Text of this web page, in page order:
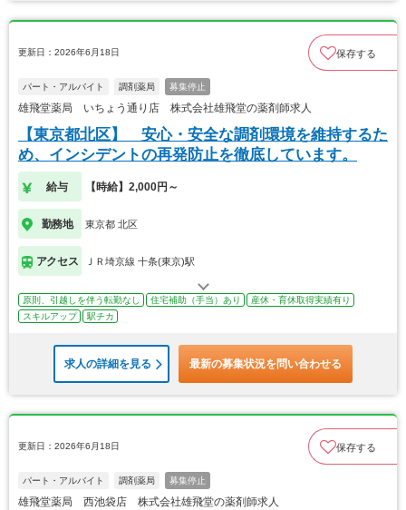
更新日：2026年6月18日 保存する
パート・アルバイト 調剤薬局 募集停止
雄飛堂薬局 いちょう通り店 株式会社雄飛堂の薬剤師求人
【東京都北区】 安心・安全な調剤環境を維持するた
め、インシデントの再発防止を徹底しています。
給与 【時給】2,000円～
勤務地 東京都 北区
アクセス ＪＲ埼京線 十条(東京)駅
原則、引越しを伴う転勤なし 住宅補助（手当）あり
産休・育休取得実績有り
スキルアップ
駅チカ
求人の詳細を見る 最新の募集状況を問い合わせる
更新日：2026年6月18日 保存する
パート・アルバイト 調剤薬局 募集停止
雄飛堂薬局 西池袋店 株式会社雄飛堂の薬剤師求人